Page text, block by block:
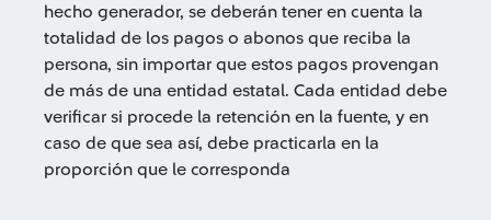
hecho generador, se deberán tener en cuenta la
totalidad de los pagos o abonos que reciba la
persona, sin importar que estos pagos provengan
de más de una entidad estatal. Cada entidad debe
verificar si procede la retención en la fuente, y en
caso de que sea así, debe practicarla en la
proporción que le corresponda